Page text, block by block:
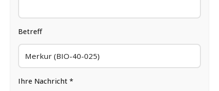
Betreff
Ihre Nachricht *